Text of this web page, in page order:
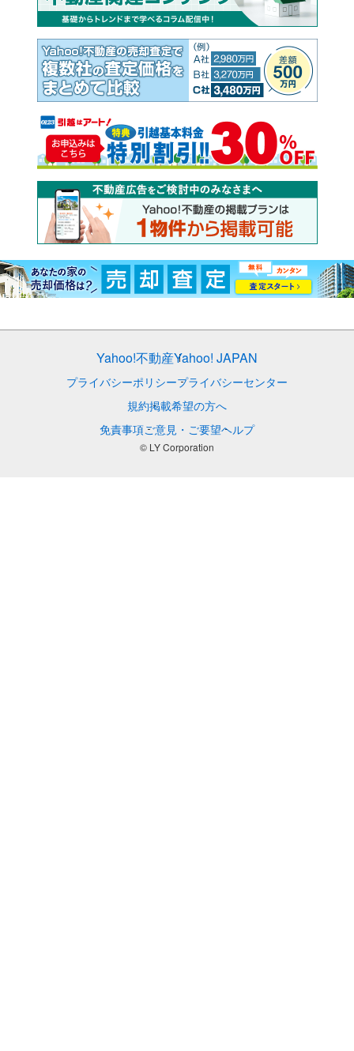
Yahoo!不動産Yahoo! JAPAN
プライバシーポリシープライバシーセンター
規約掲載希望の方へ
免責事項ご意見・ご要望ヘルプ
© LY Corporation